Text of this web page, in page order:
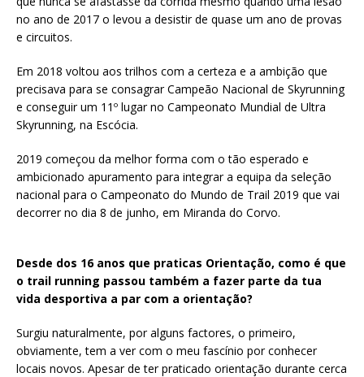
no ano de 2017 o levou a desistir de quase um ano de provas
e circuitos.
Em 2018 voltou aos trilhos com a certeza e a ambição que
precisava para se consagrar Campeão Nacional de Skyrunning
e conseguir um 11º lugar no Campeonato Mundial de Ultra
Skyrunning, na Escócia.
2019 começou da melhor forma com o tão esperado e
ambicionado apuramento para integrar a equipa da seleção
nacional para o Campeonato do Mundo de Trail 2019 que vai
decorrer no dia 8 de junho, em Miranda do Corvo.
Desde dos 16 anos que praticas Orientação, como é que
o trail running passou também a fazer parte da tua
vida desportiva a par com a orientação?
Surgiu naturalmente, por alguns factores, o primeiro,
obviamente, tem a ver com o meu fascínio por conhecer
locais novos. Apesar de ter praticado orientação durante cerca